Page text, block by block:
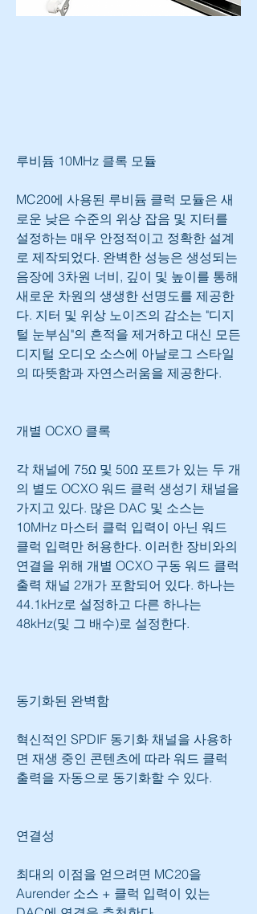
루비듐 10MHz 클록 모듈
MC20에 사용된 루비듐 클럭 모듈은 새
로운 낮은 수준의 위상 잡음 및 지터를
설정하는 매우 안정적이고 정확한 설계
로 제작되었다. 완벽한 성능은 생성되는
음장에 3차원 너비, 깊이 및 높이를 통해
새로운 차원의 생생한 선명도를 제공한
다. 지터 및 위상 노이즈의 감소는 "디지
털 눈부심"의 흔적을 제거하고 대신 모든
디지털 오디오 소스에 아날로그 스타일
의 따뜻함과 자연스러움을 제공한다.
개별 OCXO 클록
각 채널에 75Ω 및 50Ω 포트가 있는 두 개
의 별도 OCXO 워드 클럭 생성기 채널을
가지고 있다. 많은 DAC 및 소스는
10MHz 마스터 클럭 입력이 아닌 워드
클럭 입력만 허용한다. 이러한 장비와의
연결을 위해 개별 OCXO 구동 워드 클럭
출력 채널 2개가 포함되어 있다. 하나는
44.1kHz로 설정하고 다른 하나는
48kHz(및 그 배수)로 설정한다.
동기화된 완벽함
혁신적인 SPDIF 동기화 채널을 사용하
면 재생 중인 콘텐츠에 따라 워드 클럭
출력을 자동으로 동기화할 수 있다.
연결성
최대의 이점을 얻으려면 MC20을
Aurender 소스 + 클럭 입력이 있는